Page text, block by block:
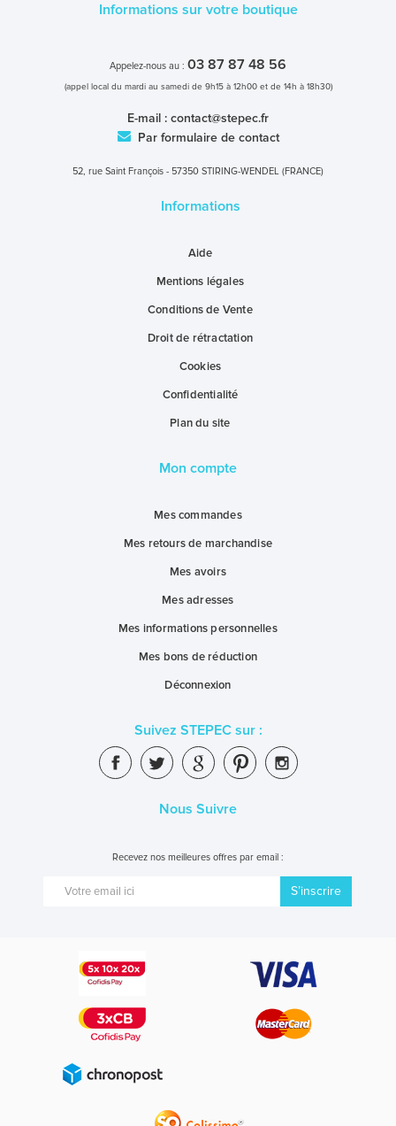
Informations sur votre boutique
Appelez-nous au : 03 87 87 48 56
(appel local du mardi au samedi de 9h15 à 12h00 et de 14h à 18h30)
E-mail : contact@stepec.fr
Par formulaire de contact
52, rue Saint François - 57350 STIRING-WENDEL (FRANCE)
Informations
Aide
Mentions légales
Conditions de Vente
Droit de rétractation
Cookies
Confidentialité
Plan du site
Mon compte
Mes commandes
Mes retours de marchandise
Mes avoirs
Mes adresses
Mes informations personnelles
Mes bons de réduction
Déconnexion
Suivez STEPEC sur :
Nous Suivre
Recevez nos meilleures offres par email :
S’inscrire